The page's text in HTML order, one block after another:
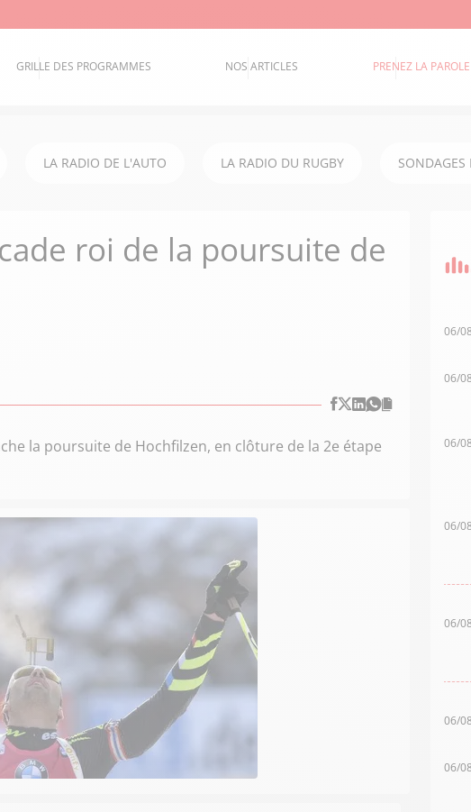
GRILLE DES PROGRAMMES NOS ARTICLES PRENEZ LA PAROLE
LA RADIO DE L'AUTO LA RADIO DU RUGBY SONDAGES
roi de la poursuite de
la poursuite de Hochfilzen, en clôture de la 2e étape
06/
06/
06/
06/
06/
06/
06/